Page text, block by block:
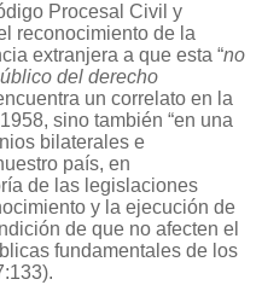
Procesal Civil y
reconocimiento de la
extranjera a que esta “no
del derecho
un correlato en la
sino también “en una
bilaterales e
país, en
de las legislaciones
y la ejecución de
de que no afecten el
fundamentales de los